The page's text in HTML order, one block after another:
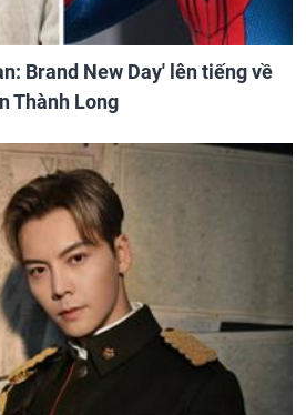
Brand New Day' lên tiếng về
Thành Long